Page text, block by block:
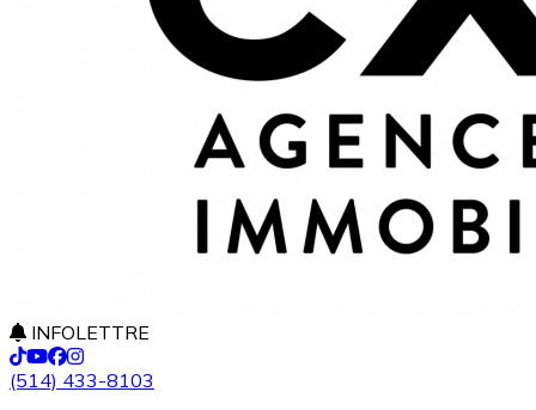
INFOLETTRE
(514) 433-8103